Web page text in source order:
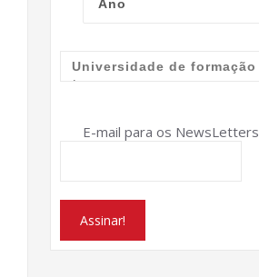
E-mail para os NewsLetters